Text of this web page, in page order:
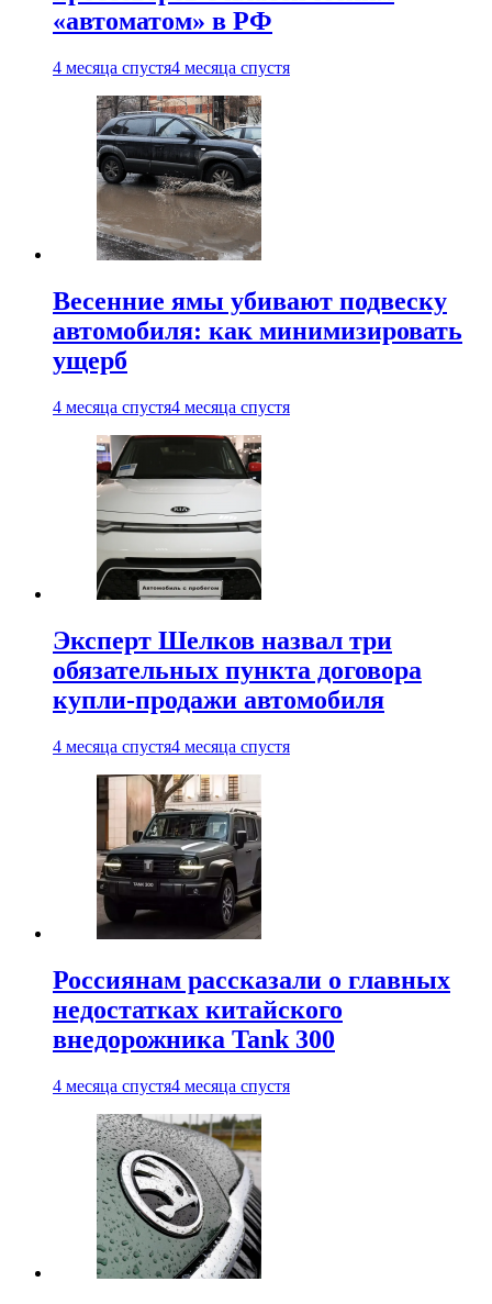
«автоматом» в РФ
4 месяца спустя4 месяца спустя
Весенние ямы убивают подвеску
автомобиля: как минимизировать
ущерб
4 месяца спустя4 месяца спустя
Эксперт Шелков назвал три
обязательных пункта договора
купли-продажи автомобиля
4 месяца спустя4 месяца спустя
Россиянам рассказали о главных
недостатках китайского
внедорожника Tank 300
4 месяца спустя4 месяца спустя